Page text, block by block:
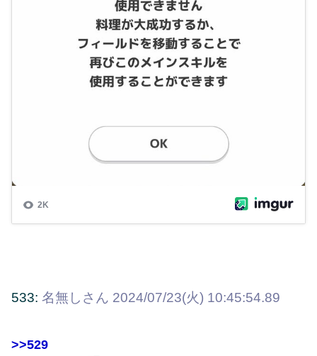
533: 名無しさん 2024/07/23(火) 10:45:54.89
>>529